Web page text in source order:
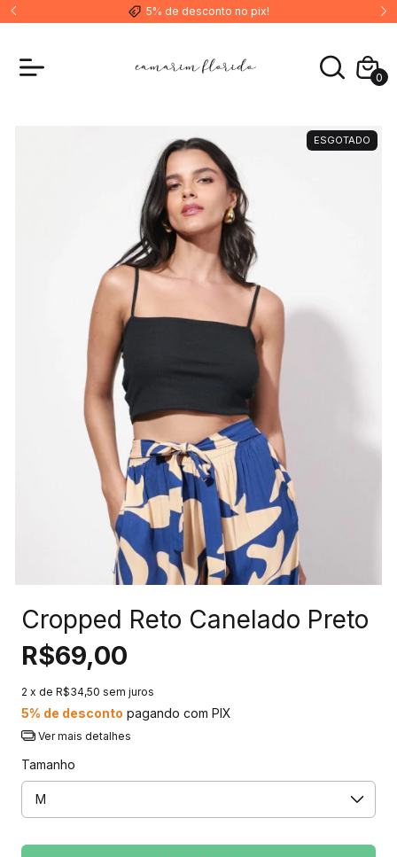
5% de desconto no pix!
0
ESGOTADO
Cropped Reto Canelado Preto
R$69,00
2 x de R$34,50 sem juros
5% de desconto pagando com PIX
Ver mais detalhes
Tamanho